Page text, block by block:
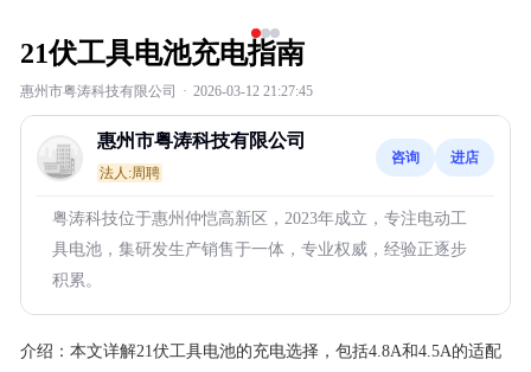
21伏工具电池充电指南
惠州市粤涛科技有限公司 · 2026-03-12 21:27:45
惠州市粤涛科技有限公司
法人:周聘
咨询 进店
粤涛科技位于惠州仲恺高新区，2023年成立，专注电动工
具电池，集研发生产销售于一体，专业权威，经验正逐步
积累。
介绍： 本文详解21伏工具电池的充电选择，包括4.8A和4.5A的适配